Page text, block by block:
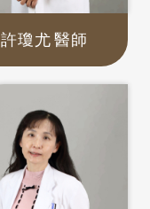
許瓊尤醫師